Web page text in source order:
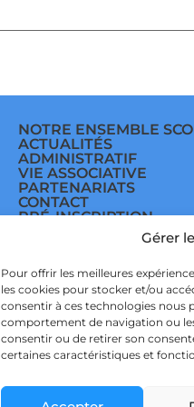
Gérer
Pour offrir les meilleures
les cookies pour stocker et/ou
consentir à ces technologies nous
comportement de navigation ou
consentir ou de retirer son
certaines caractéristiques et
NOTRE ENSEMBLE
ACTUALITÉS
ADMINISTRATIF
VIE ASSOCIATIVE
PARTENARIATS
CONTACT
PRÉ-INSCRIPTION
POLITIQUE DE
CONFIDENTIALITÉ &
POLITIQUE DE